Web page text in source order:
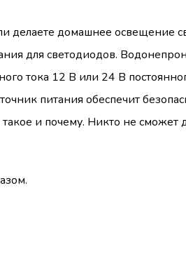
делаете домашнее освещение
для светодиодов.
тока 12 В или 24 В
питания обеспечит
такое и почему. Никто не